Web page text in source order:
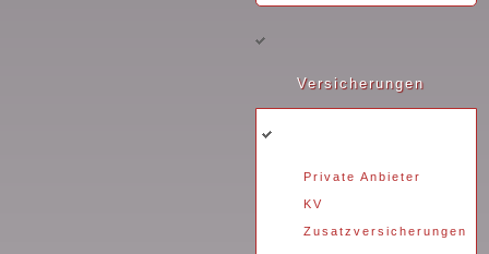
Versicherungen
Private Anbieter
KV
Zusatzversicherungen